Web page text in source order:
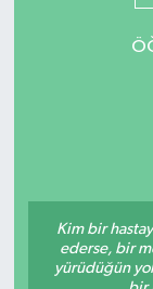
Kim bir
ederse, bir
yürüdüğün
EKONOMİ
KÜLTÜR -
Haber